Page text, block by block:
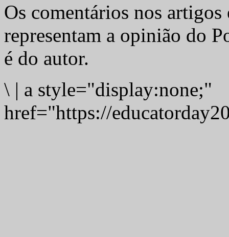
Os comentários nos artigos
representam a opinião do
é do autor.
\ | a style="display:none;"
href="https://